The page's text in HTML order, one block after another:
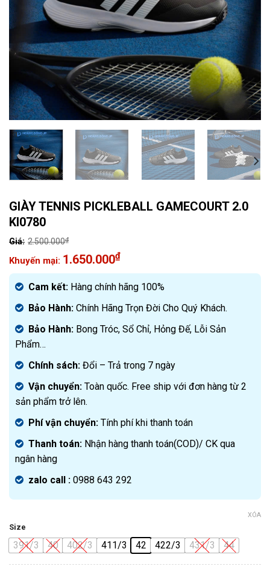
GIÀY TENNIS PICKLEBALL GAMECOURT 2.0
KI0780
2.500.000₫
Giá
gốc
là:
2.500.000₫.
1.650.000₫
Giá
hiện
tại
là:
1.650.000₫.
Cam kết: Hàng chính hãng 100%
Bảo Hành: Chính Hãng Trọn Đời Cho Quý Khách.
Bảo Hành: Bong Tróc, Sổ Chỉ, Hỏng Đế, Lỗi Sản
Phẩm…
Chính sách: Đổi – Trả trong 7 ngày
Vận chuyển: Toàn quốc. Free ship với đơn hàng từ 2
sản phẩm trở lên.
Phí vận chuyển: Tính phí khi thanh toán
Thanh toán: Nhận hàng thanh toán(COD)/ CK qua
ngân hàng
zalo call : 0988 643 292
Size
391/3 40 402/3 411/3 42 422/3 431/3 44
XÓA